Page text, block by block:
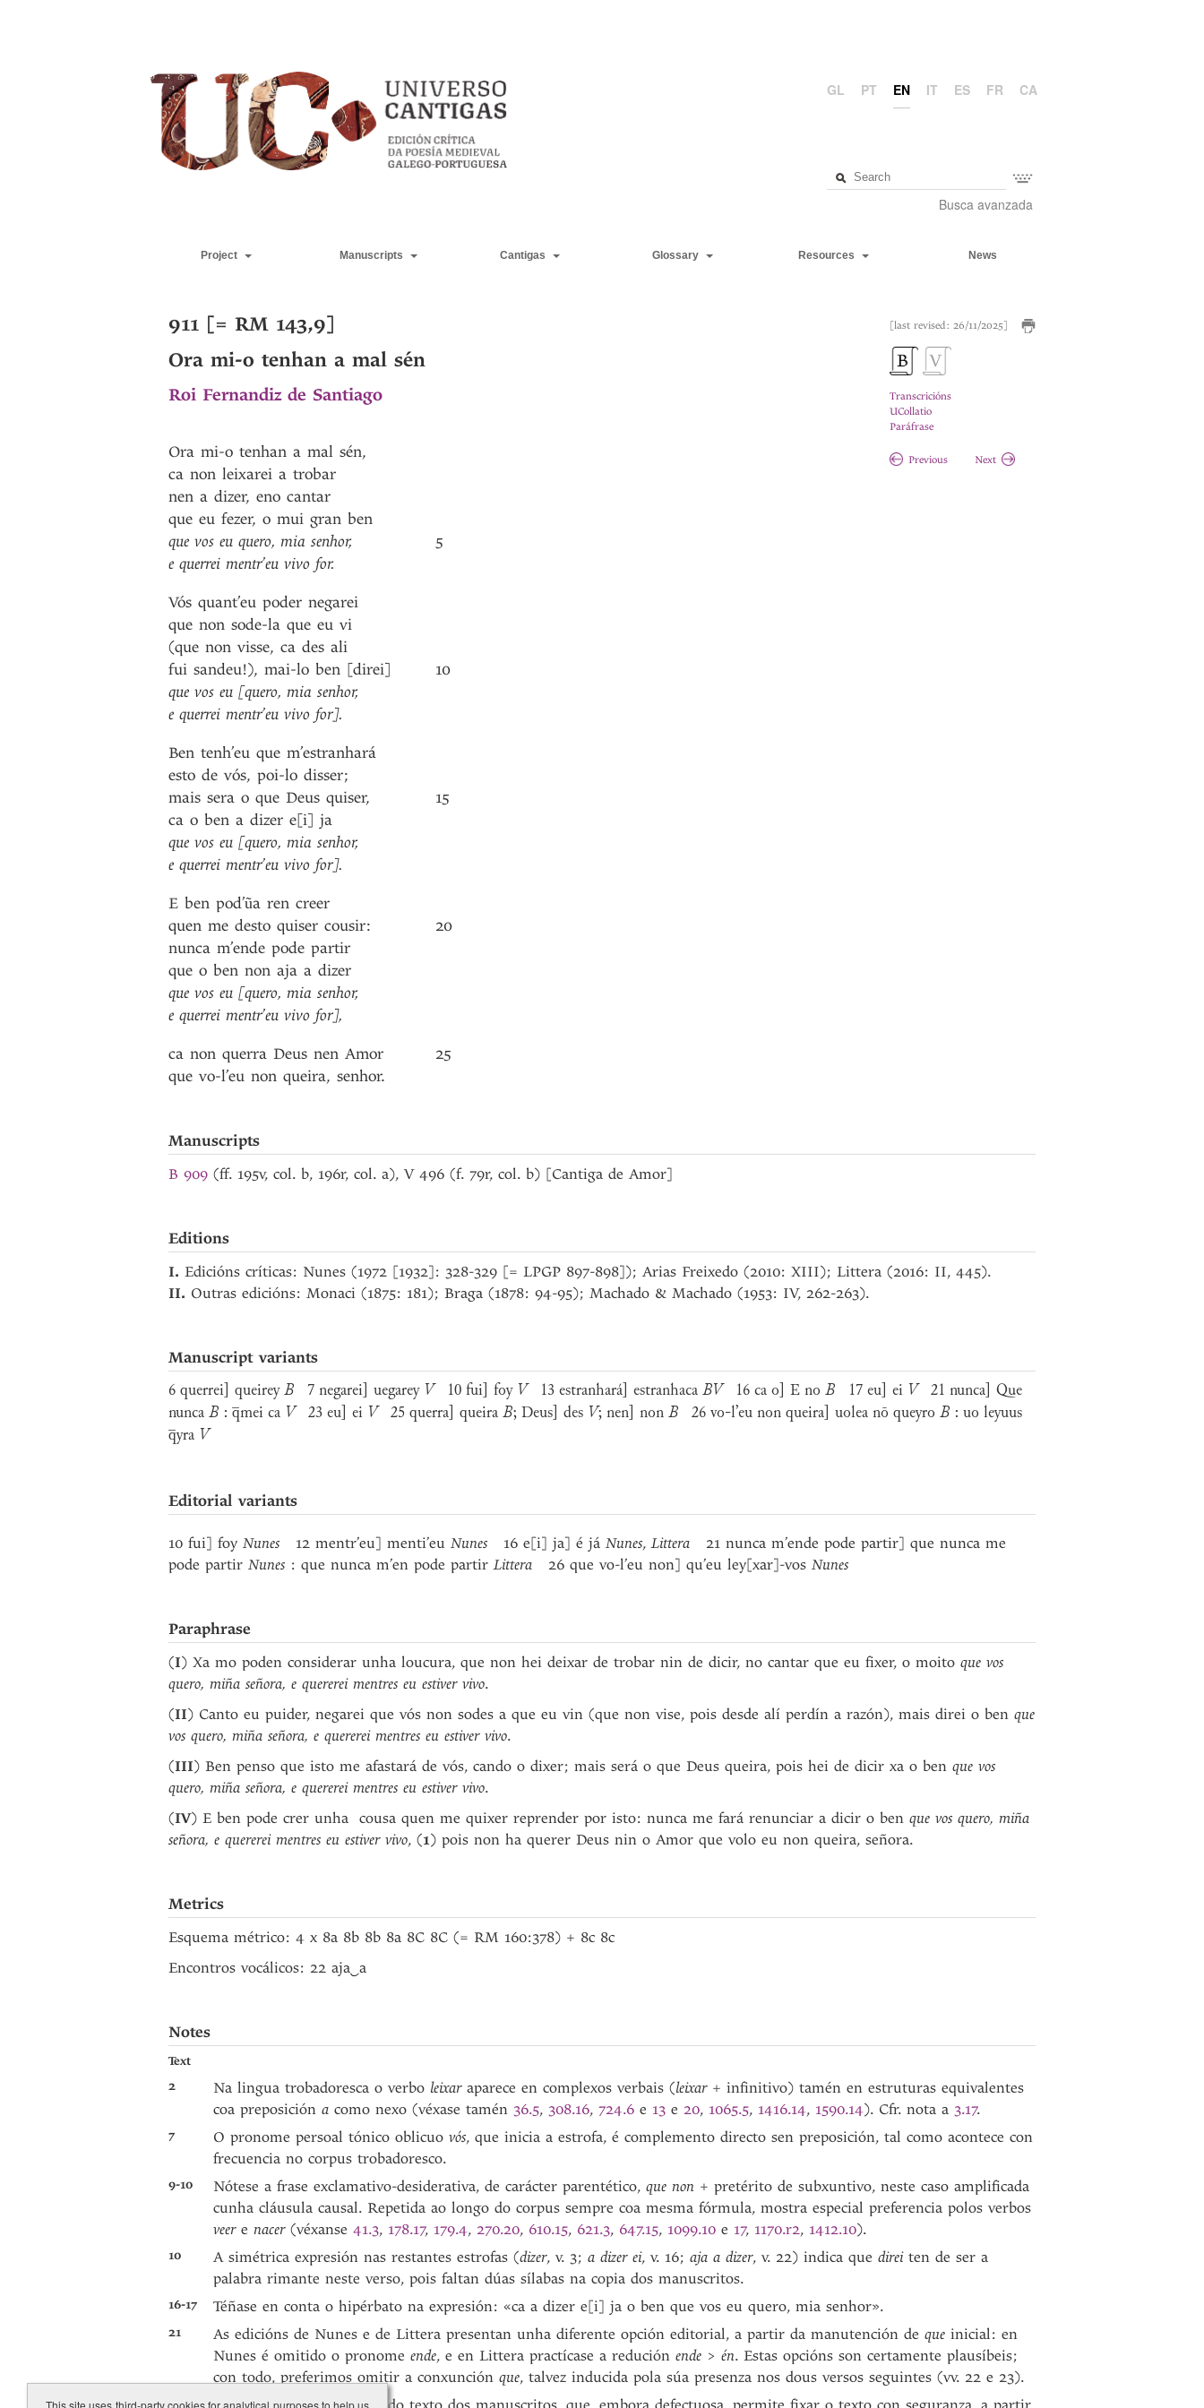
GL PT EN IT ES FR CA
Busca avanzada
Project Manuscripts Cantigas Glossary Resources News
[last revised: 26/11/2025]
Transcricións
UCollatio
Paráfrase
Previous Next
911 [= RM 143,9]
Ora mi-o tenhan a mal sén
Roi Fernandiz de Santiago
Ora mi-o tenhan a mal sén,
ca non leixarei a trobar
nen a dizer, eno cantar
que eu fezer, o mui gran ben
que vos eu quero, mia senhor,
e querrei mentr’eu vivo for.
Vós quant’eu poder negarei
que non sode-la que eu vi
(que non visse, ca des ali
fui sandeu!), mai-lo ben [direi]
que vos eu [quero, mia senhor,
e querrei mentr’eu vivo for].
Ben tenh’eu que m’estranhará
esto de vós, poi-lo disser;
mais sera o que Deus quiser,
ca o ben a dizer e[i] ja
que vos eu [quero, mia senhor,
e querrei mentr’eu vivo for].
E ben pod’ũa ren creer
quen me desto quiser cousir:
nunca m’ende pode partir
que o ben non aja a dizer
que vos eu [quero, mia senhor,
e querrei mentr’eu vivo for],
ca non querra Deus nen Amor
que vo-l’eu non queira, senhor.
5
10
15
20
25
Manuscripts
B 909 (ff. 195v, col. b, 196r, col. a), V 496 (f. 79r, col. b) [Cantiga de Amor]
Editions
I. Edicións críticas: Nunes (1972 [1932]: 328-329 [= LPGP 897-898]); Arias Freixedo (2010: XIII); Littera (2016: II, 445).
II. Outras edicións: Monaci (1875: 181); Braga (1878: 94-95); Machado & Machado (1953: IV, 262-263).
Manuscript variants
6 querrei] queirey B 7 negarei] uegarey V 10 fui] foy V 13 estranhará] estranhaca BV 16 ca o] E no B 17 eu] ei V 21 nunca] Que
nunca B : q̅mei ca V 23 eu] ei V 25 querra] queira B; Deus] des V; nen] non B 26 vo-l’eu non queira] uolea nō queyro B : uo leyuus
q̅yra V
Editorial variants
10 fui] foy Nunes 12 mentr’eu] menti’eu Nunes 16 e[i] ja] é já Nunes,Littera 21 nunca m’ende pode partir] que nunca me
pode partir Nunes : que nunca m’en pode partirLittera 26 que vo-l’eu non] qu’eu ley[xar]-vos Nunes
Paraphrase
(I) Xa mo poden considerar unha loucura, que non hei deixar de trobar nin de dicir, no cantar que eu fixer, o moito que vos
quero, miña señora, e quererei mentres eu estiver vivo.
(II) Canto eu puider, negarei que vós non sodes a que eu vin (que non vise, pois desde alí perdín a razón), mais direi o ben que
vos quero, miña señora, e quererei mentres eu estiver vivo.
(III) Ben penso que isto me afastará de vós, cando o dixer; mais será o que Deus queira, pois hei de dicir xa o ben que vos
quero, miña señora, e quererei mentres eu estiver vivo.
(IV) E ben pode crer unha cousa quen me quixer reprender por isto: nunca me fará renunciar a dicir o ben que vos quero, miña
señora, e quererei mentres eu estiver vivo, (1) pois non ha querer Deus nin o Amor que volo eu non queira, señora.
Metrics
Esquema métrico: 4 x 8a 8b 8b 8a 8C 8C (= RM 160:378) + 8c 8c
Encontros vocálicos: 22 aja a
Notes
Text
2
Na lingua trobadoresca o verbo leixaraparece en complexos verbais (leixar + infinitivo) tamén en estruturas equivalentes
coa preposición a como nexo (véxase tamén 36.5, 308.16, 724.6 e 13 e 20, 1065.5, 1416.14, 1590.14). Cfr. nota a 3.17.
7 O pronome persoal tónico oblicuo vós, que inicia a estrofa, é complemento directo sen preposición, tal como acontece con
frecuencia no corpus trobadoresco.
9-10 Nótese a frase exclamativo-desiderativa, de carácter parentético, que non + pretérito de subxuntivo, neste caso amplificada
cunha cláusula causal. Repetida ao longo do corpus sempre coa mesma fórmula, mostra especial preferencia polos verbos
veere nacer(véxanse 41.3, 178.17, 179.4, 270.20, 610.15, 621.3, 647.15, 1099.10 e 17, 1170.r2, 1412.10).
10 A simétrica expresión nas restantes estrofas (dizer, v. 3; a dizer ei, v. 16; aja a dizer, v. 22) indica que direiten de ser a
palabra rimante neste verso, pois faltan dúas sílabas na copia dos manuscritos.
16-17 Téñase en conta o hipérbato na expresión: «ca a dizer e[i] ja o ben que vos eu quero, mia senhor».
21 As edicións de Nunes e de Littera presentan unha diferente opción editorial, a partir da manutención de que inicial: en
Nunes é omitido o pronome ende, e en Littera practícase a redución ende > én. Estas opcións son certamente plausíbeis;
con todo, preferimos omitir a conxunción que, talvez inducida pola súa presenza nos dous versos seguintes (vv. 22 e 23).
26
This site uses third-party cookies for analytical purposes to help us